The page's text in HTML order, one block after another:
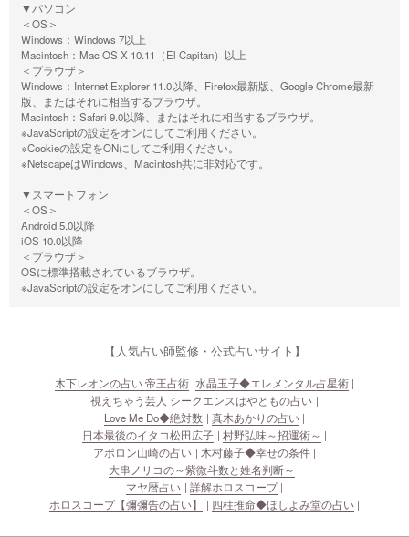
▼パソコン
＜OS＞
Windows：Windows 7以上
Macintosh：Mac OS X 10.11（El Capitan）以上
＜ブラウザ＞
Windows：Internet Explorer 11.0以降、Firefox最新版、Google Chrome最新
版、またはそれに相当するブラウザ。
Macintosh：Safari 9.0以降、またはそれに相当するブラウザ。
※JavaScriptの設定をオンにしてご利用ください。
※Cookieの設定をONにしてご利用ください。
※NetscapeはWindows、Macintosh共に非対応です。
▼スマートフォン
＜OS＞
Android 5.0以降
iOS 10.0以降
＜ブラウザ＞
OSに標準搭載されているブラウザ。
※JavaScriptの設定をオンにしてご利用ください。
【人気占い師監修・公式占いサイト】
木下レオンの占い 帝王占術 水晶玉子◆エレメンタル占星術
視えちゃう芸人 シークエンスはやともの占い
Love Me Do◆絶対数
真木あかりの占い
日本最後のイタコ松田広子
村野弘味～招運術～
アポロン山崎の占い
木村藤子◆幸せの条件
大串ノリコの～紫微斗数と姓名判断～
マヤ暦占い
詳解ホロスコープ
ホロスコープ【彌彌告の占い】
四柱推命◆ほしよみ堂の占い